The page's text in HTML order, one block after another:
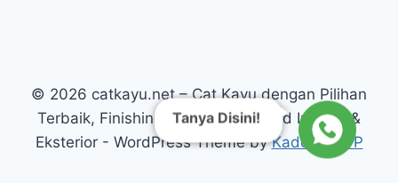
© 2026 catkayu.net – Cat Kayu dengan Pilihan
Terbaik, Finishing Kayu Warna Solid Interior &
Eksterior - WordPress Theme byKadence WP
Tanya Disini!